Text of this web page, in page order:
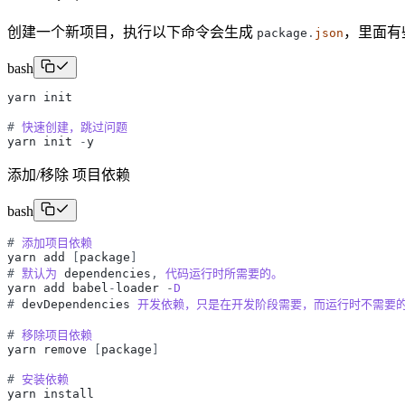
创建一个新项目，执行以下命令会生成 package . json ，里面有
bash
yarn init
# 快速创建，跳过问题
yarn
init -y
添加/移除 项目依赖
bash
# 添加项目依赖
yarn
add package
# 默认为 dependencies ,
代码运行时所需要的。
yarn
add babel - loader - D
# devDependencies 开发依赖，只是在开发阶段需要，而运行时不需要的
# 移除项目依赖
yarn
remove package
# 安装依赖
yarn
install